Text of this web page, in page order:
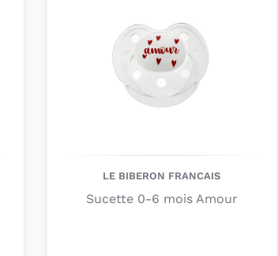
d'autres conviennent à partir
vérifiiez bien cela car une
développement buccal de votre
Pour éviter que votre enfant ne
attache-sucettes et des étuis
LE BIBERON FRANCAIS
Sucette 0-6 mois Amour